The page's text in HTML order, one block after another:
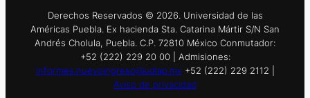
Derechos Reservados © 2026. Universidad de las
Américas Puebla. Ex hacienda Sta. Catarina Mártir S/N San
Andrés Cholula, Puebla. C.P. 72810 México Conmutador:
+52 (222) 229 20 00 | Admisiones:
informes.nuevoingreso@udlap.mx +52 (222) 229 2112 |
Aviso de privacidad